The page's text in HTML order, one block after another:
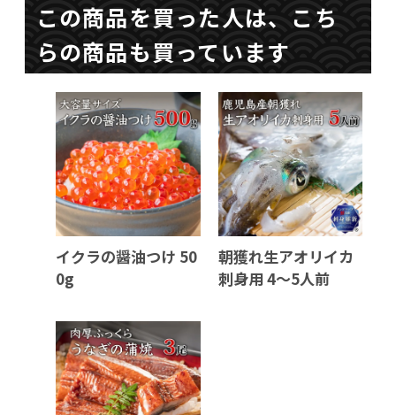
この商品を買った人は、こち
らの商品も買っています
イクラの醤油つけ 50
0g
朝獲れ生アオリイカ
刺身用 4～5人前